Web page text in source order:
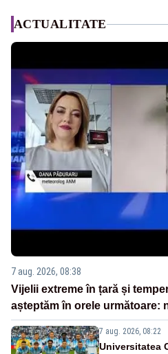
ACTUALITATE
7 aug. 2026, 08:38
Vijelii extreme în țară și
așteptăm în orele următoare:
7 aug. 2026, 08:22
Universitatea